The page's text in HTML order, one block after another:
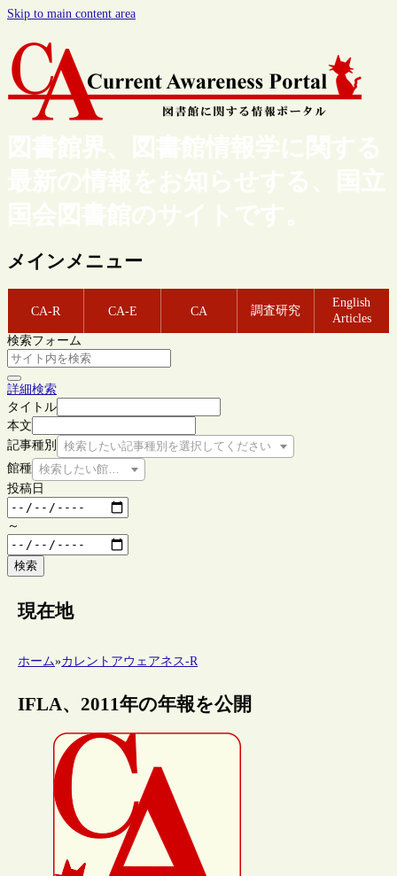
Skip to main content area
図書館界、図書館情報学に関する
最新の情報をお知らせする、国立
国会図書館のサイトです。
メインメニュー
CA-R CA-E CA 調査研究
English
Articles
検索フォーム
詳細検索
タイトル
本文
記事種別
検索したい記事種別を選択してください
館種 検索したい館種を選択してください
投稿日
～
検索
現在地
ホーム»カレントアウェアネス-R
IFLA、2011年の年報を公開